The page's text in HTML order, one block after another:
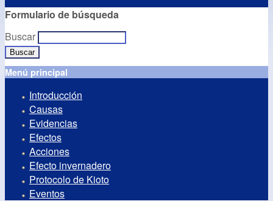
Formulario de búsqueda
Buscar
Menú principal
Introducción
Causas
Evidencias
Efectos
Acciones
Efecto invernadero
Protocolo de Kioto
Eventos